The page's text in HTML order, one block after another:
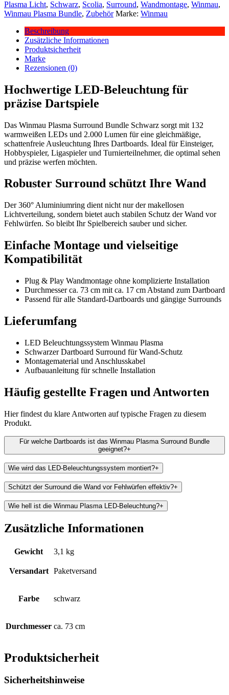
Plasma Licht, Schwarz, Scolia, Surround, Wandmontage, Winmau,
Winmau Plasma Bundle, Zubehör Marke: Winmau
Beschreibung
Zusätzliche Informationen
Produktsicherheit
Marke
Rezensionen (0)
Hochwertige LED-Beleuchtung für
präzise Dartspiele
Das Winmau Plasma Surround Bundle Schwarz sorgt mit 132
warmweißen LEDs und 2.000 Lumen für eine gleichmäßige,
schattenfreie Ausleuchtung Ihres Dartboards. Ideal für Einsteiger,
Hobbyspieler, Ligaspieler und Turnierteilnehmer, die optimal sehen
und präzise werfen möchten.
Robuster Surround schützt Ihre Wand
Der 360° Aluminiumring dient nicht nur der makellosen
Lichtverteilung, sondern bietet auch stabilen Schutz der Wand vor
Fehlwürfen. So bleibt Ihr Spielbereich sauber und sicher.
Einfache Montage und vielseitige
Kompatibilität
Plug & Play Wandmontage ohne komplizierte Installation
Durchmesser ca. 73 cm mit ca. 17 cm Abstand zum Dartboard
Passend für alle Standard-Dartboards und gängige Surrounds
Lieferumfang
LED Beleuchtungssystem Winmau Plasma
Schwarzer Dartboard Surround für Wand-Schutz
Montagematerial und Anschlusskabel
Aufbauanleitung für schnelle Installation
Häufig gestellte Fragen und Antworten
Hier findest du klare Antworten auf typische Fragen zu diesem
Produkt.
Für welche Dartboards ist das Winmau Plasma Surround Bundle
geeignet?+
Wie wird das LED-Beleuchtungssystem montiert?+
Schützt der Surround die Wand vor Fehlwürfen effektiv?+
Wie hell ist die Winmau Plasma LED-Beleuchtung?+
Zusätzliche Informationen
Gewicht 3,1 kg
Versandart Paketversand
Farbe schwarz
Durchmesser ca. 73 cm
Produktsicherheit
Sicherheitshinweise